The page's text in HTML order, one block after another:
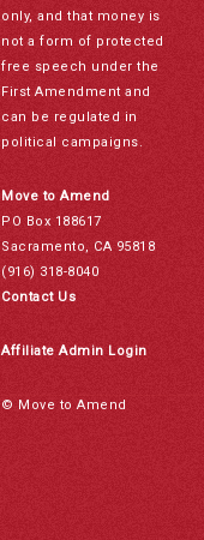
only, and that money is
not a form of protected
free speech under the
First Amendment and
can be regulated in
political campaigns.
Move to Amend
PO Box 188617
Sacramento, CA 95818
(916) 318-8040
Contact Us
Affiliate Admin Login
© Move to Amend